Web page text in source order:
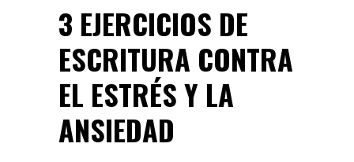
3 EJERCICIOS DE
ESCRITURA CONTRA
EL ESTRÉS Y LA
ANSIEDAD